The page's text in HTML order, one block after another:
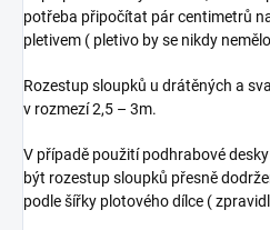
potřeba připočítat pár centimetrů
pletivem ( pletivo by se nikdy
Rozestup sloupků u drátěných a
v rozmezí 2,5 – 3m.
V případě použití podhrabové
být rozestup sloupků přesně
podle šířky plotového dílce (